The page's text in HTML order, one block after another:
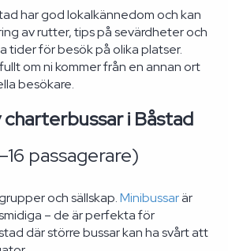
har god lokalkännedom och kan
av rutter, tips på sevärdheter och
tider för besök på olika platser.
om ni kommer från en annan ort
besökare.
i Båstad
passagerare)
och sällskap.Minibussarär
– de är perfekta för
där större bussar kan ha svårt att